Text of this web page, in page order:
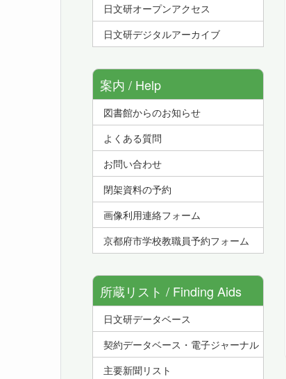
日文研オープンアクセス
日文研デジタルアーカイブ
案内 / Help
図書館からのお知らせ
よくある質問
お問い合わせ
閉架資料の予約
画像利用連絡フォーム
京都府市学校教職員予約フォーム
所蔵リスト / Finding Aids
日文研データベース
契約データベース・電子ジャーナル
主要新聞リスト